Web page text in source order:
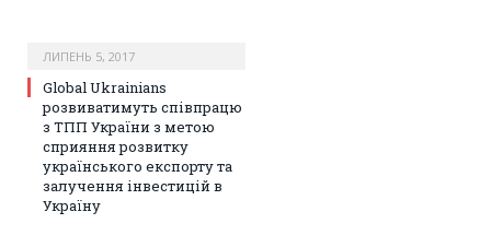
ЛИПЕНЬ 5, 2017
Global Ukrainians
розвиватимуть співпрацю
з ТПП України з метою
сприяння розвитку
українського експорту та
залучення інвестицій в
Україну